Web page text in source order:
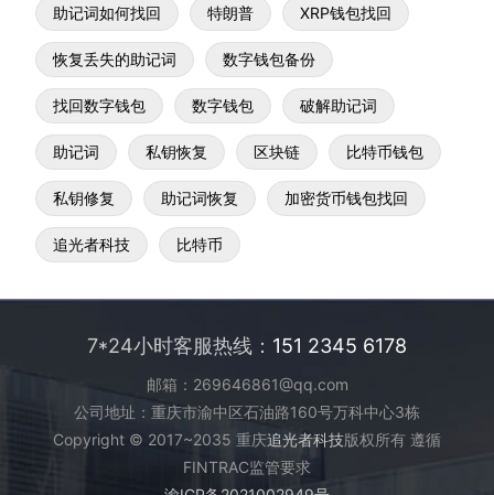
助记词如何找回 特朗普 XRP钱包找回
恢复丢失的助记词 数字钱包备份
找回数字钱包 数字钱包 破解助记词
助记词 私钥恢复 区块链 比特币钱包
私钥修复 助记词恢复 加密货币钱包找回
追光者科技 比特币
7*24小时客服热线： 151 2345 6178
邮箱：269646861@qq.com
公司地址：重庆市渝中区石油路160号万科中心3栋
Copyright © 2017~2035 重庆追光者科技版权所有 遵循
FINTRAC监管要求